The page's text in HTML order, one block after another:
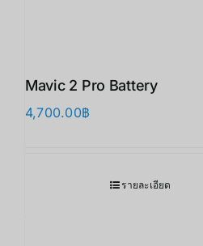
Mavic 2 Pro Battery
4,700.00฿
รายละเอียด